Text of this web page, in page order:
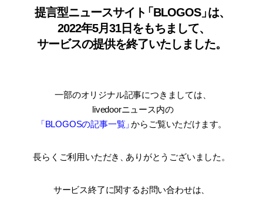
提言型ニュースサイ ト「BLOGOS」は、
2022年5月31日をもちまして、
サービスの提供を終了いたしました。
一部のオリジナル記事につきましては
livedoorニュース内の
「BLOGOSの記事一覧」からご覧いただけます。
長らくご利用いただき ありがとうございました。
サービス終了に関するお問い合わせは、